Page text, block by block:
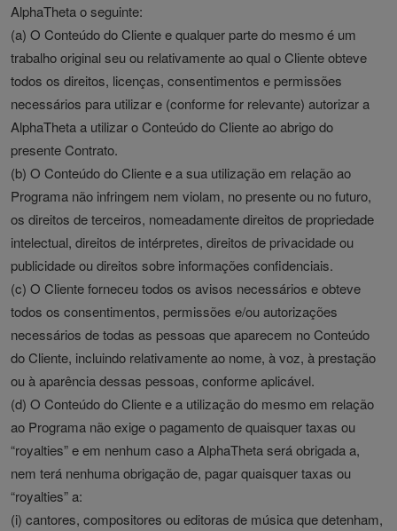
AlphaTheta o seguinte:
(a) O Conteúdo do Cliente e qualquer parte do mesmo é um
trabalho original seu ou relativamente ao qual o Cliente obteve
todos os direitos, licenças, consentimentos e permissões
necessários para utilizar e (conforme for relevante) autorizar a
AlphaTheta a utilizar o Conteúdo do Cliente ao abrigo do
presente Contrato.
(b) O Conteúdo do Cliente e a sua utilização em relação ao
Programa não infringem nem violam, no presente ou no futuro,
os direitos de terceiros, nomeadamente direitos de propriedade
intelectual, direitos de intérpretes, direitos de privacidade ou
publicidade ou direitos sobre informações confidenciais.
(c) O Cliente forneceu todos os avisos necessários e obteve
todos os consentimentos, permissões e/ou autorizações
necessários de todas as pessoas que aparecem no Conteúdo
do Cliente, incluindo relativamente ao nome, à voz, à prestação
ou à aparência dessas pessoas, conforme aplicável.
(d) O Conteúdo do Cliente e a utilização do mesmo em relação
ao Programa não exige o pagamento de quaisquer taxas ou
“royalties” e em nenhum caso a AlphaTheta será obrigada a,
nem terá nenhuma obrigação de, pagar quaisquer taxas ou
“royalties” a:
(i) cantores, compositores ou editoras de música que detenham,